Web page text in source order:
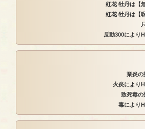
紅花 牡丹は【
紅花 牡丹は【
反動300により
業炎の
火炎により
致死毒の
毒により